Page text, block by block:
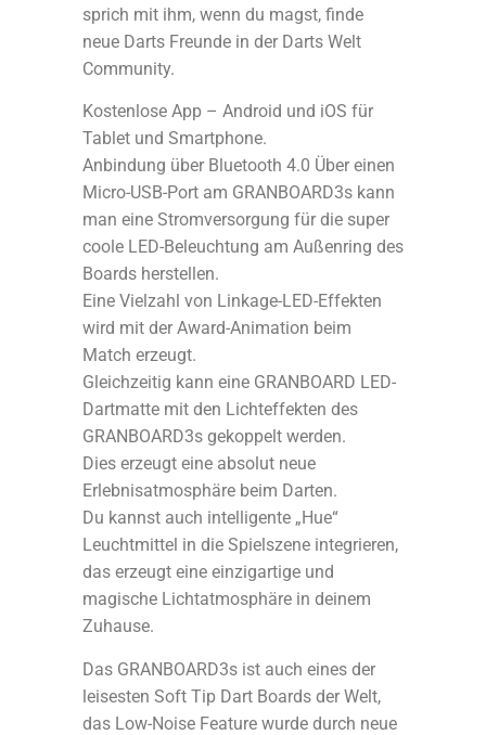
sprich mit ihm, wenn du magst, finde
neue Darts Freunde in der Darts Welt
Community.
Kostenlose App – Android und iOS für
Tablet und Smartphone.
Anbindung über Bluetooth 4.0 Über einen
Micro-USB-Port am GRANBOARD3s kann
man eine Stromversorgung für die super
coole LED-Beleuchtung am Außenring des
Boards herstellen.
Eine Vielzahl von Linkage-LED-Effekten
wird mit der Award-Animation beim
Match erzeugt.
Gleichzeitig kann eine GRANBOARD LED-
Dartmatte mit den Lichteffekten des
GRANBOARD3s gekoppelt werden.
Dies erzeugt eine absolut neue
Erlebnisatmosphäre beim Darten.
Du kannst auch intelligente „Hue“
Leuchtmittel in die Spielszene integrieren,
das erzeugt eine einzigartige und
magische Lichtatmosphäre in deinem
Zuhause.
Das GRANBOARD3s ist auch eines der
leisesten Soft Tip Dart Boards der Welt,
das Low-Noise Feature wurde durch neue